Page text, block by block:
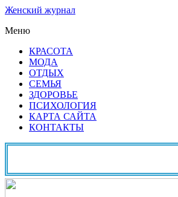
Женский журнал
Меню
КРАСОТА
МОДА
ОТДЫХ
СЕМЬЯ
ЗДОРОВЬЕ
ПСИХОЛОГИЯ
КАРТА САЙТА
КОНТАКТЫ